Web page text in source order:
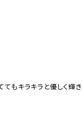
てもキラキラと優しく輝き